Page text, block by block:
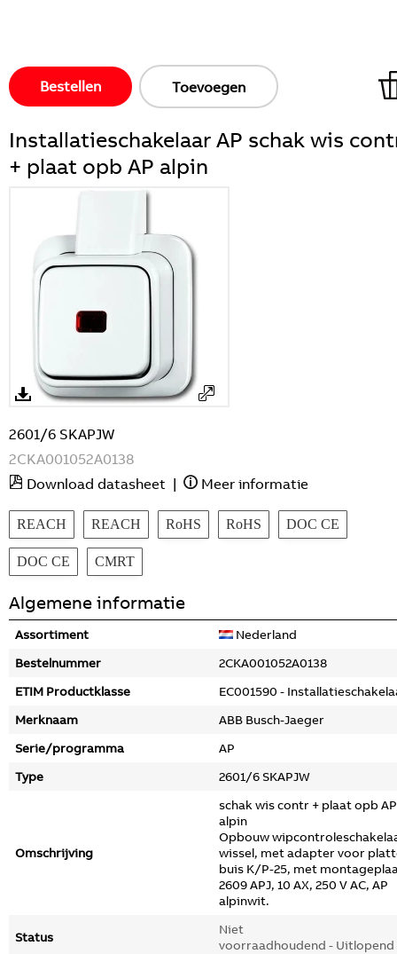
Bestellen Toevoegen
Installatieschakelaar AP schak wis
+ plaat opb AP alpin
2601/6 SKAPJW
2CKA001052A0138
Download datasheet | Meer informatie
REACH REACH RoHS RoHS DOC CE
DOC CE CMRT
Algemene informatie
Assortiment
Nederland
Bestelnummer
2CKA001052A0138
ETIM Productklasse
EC001590 -
Merknaam
ABB Busch-Jaeger
Serie/programma
AP
Type
2601/6 SKAPJW
Omschrijving
schak wis contr + plaat opb AP
alpin
Opbouw
wissel, met adapter voor
buis K/P-25, met
2609 APJ, 10 AX, 250 V AC, AP
alpinwit.
Status
Niet
voorraadhoudend - Uitlopend